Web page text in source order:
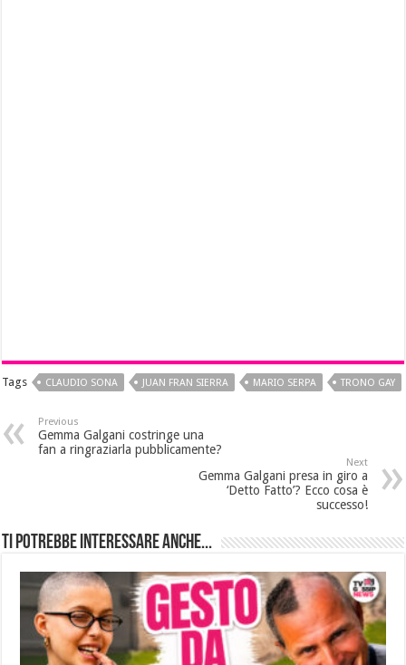
Tags CLAUDIO SONA JUAN FRAN SIERRA MARIO SERPA TRONO GAY
Previous
Gemma Galgani costringe una
fan a ringraziarla pubblicamente?
Next
Gemma Galgani presa in giro a
‘Detto Fatto’? Ecco cosa è
successo!
Ti potrebbe interessare anche...